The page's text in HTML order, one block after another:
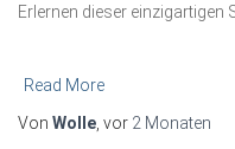
Erlernen dieser einzigartigen
Read More
Von Wolle , vor 2 Monaten